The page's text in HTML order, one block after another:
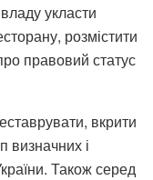
укласти
розмістити
правовий статус
вкрити
визначних і
Також серед